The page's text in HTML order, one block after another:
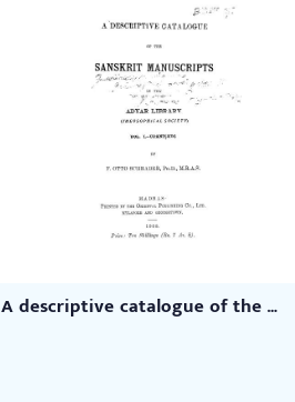
A descriptive catalogue of the ...